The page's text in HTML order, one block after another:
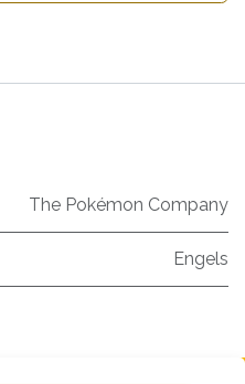
The Pokémon Company
Engels